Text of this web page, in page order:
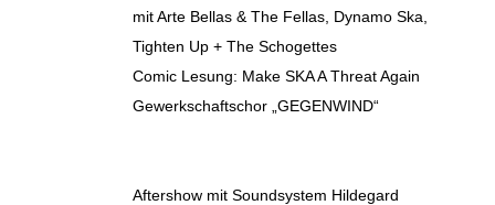
mit Arte Bellas & The Fellas, Dynamo Ska,
Tighten Up + The Schogettes
Comic Lesung: Make SKA A Threat Again
Gewerkschaftschor „GEGENWIND“
Aftershow mit Soundsystem Hildegard